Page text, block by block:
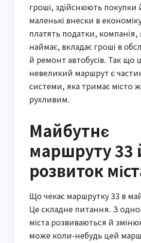
гроші, здійснюють покупки
маленькі внески в
платять податки, компанія,
наймає, вкладає гроші в
й ремонт автобусів. Так що
невеликий маршрут є
системи, яка тримає місто
рухливим.
Майбутнє
маршруту 33
розвиток
Що чекає маршрутку 33 в
Це складне питання. З
міста розвиваються й
може коли-небудь цей